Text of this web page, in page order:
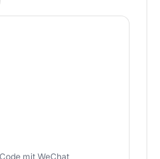
mit WeChat